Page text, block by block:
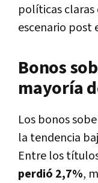
políticas
escenario post
Bonos
mayoría
Los bonos
la tendencia
Entre los
perdió 2,7%,